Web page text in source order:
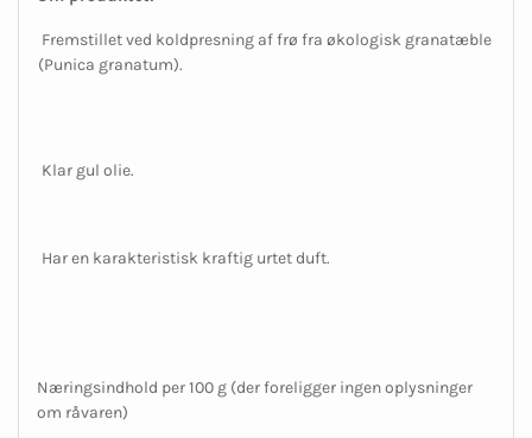
Fremstillet ved koldpresning af frø fra økologisk granatæble
(Punica granatum).
Klar gul olie.
Har en karakteristisk kraftig urtet duft.
Næringsindhold per 100 g (der foreligger ingen oplysninger
om råvaren)